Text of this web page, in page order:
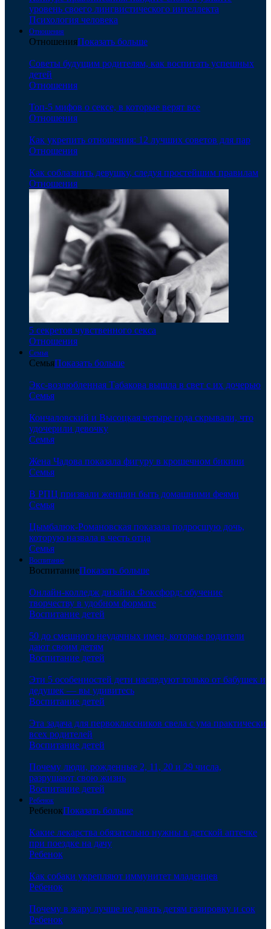
уровень своего лингвистического интеллекта
Психология человека
Отношения
ОтношенияПоказать больше
Советы будущим родителям, как воспитать успешных
детей
Отношения
Топ-5 мифов о сексе, в которые верят все
Отношения
Как укрепить отношения: 12 лучших советов для пар
Отношения
Как соблазнить девушку, следуя простейшим правилам
Отношения
5 секретов чувственного секса
Отношения
Семья
СемьяПоказать больше
Экс-возлюбленная Табакова вышла в свет с их дочерью
Семья
Кончаловский и Высоцкая четыре года скрывали, что
удочерили девочку
Семья
Жена Чадова показала фигуру в крошечном бикини
Семья
В РПЦ призвали женщин быть домашними феями
Семья
Цымбалюк-Романовская показала подросшую дочь,
которую назвала в честь отца
Семья
Воспитание
ВоспитаниеПоказать больше
Онлайн-колледж дизайна Фоксфорд: обучение
творчеству в удобном формате
Воспитание детей
50 до смешного неудачных имен, которые родители
дают своим детям
Воспитание детей
Эти 5 особенностей дети наследуют только от бабушек и
дедушек — вы удивитесь
Воспитание детей
Эта задача для первоклассников свела с ума практически
всех родителей
Воспитание детей
Почему люди, рожденные 2, 11, 20 и 29 числа,
разрушают свою жизнь
Воспитание детей
Ребенок
РебенокПоказать больше
Какие лекарства обязательно нужны в детской аптечке
при поездке на дачу
Ребенок
Как собаки укрепляют иммунитет младенцев
Ребенок
Почему в жару лучше не давать детям газировку и сок
Ребенок